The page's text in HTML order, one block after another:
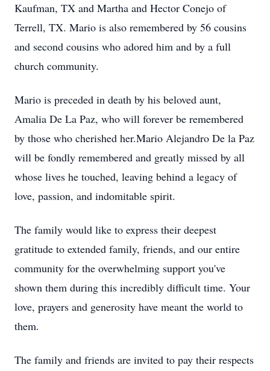
Kaufman, TX and Martha and Hector Conejo of
Terrell, TX. Mario is also remembered by 56 cousins
and second cousins who adored him and by a full
church community.
Mario is preceded in death by his beloved aunt,
Amalia De La Paz, who will forever be remembered
by those who cherished her.Mario Alejandro De la Paz
will be fondly remembered and greatly missed by all
whose lives he touched, leaving behind a legacy of
love, passion, and indomitable spirit.
The family would like to express their deepest
gratitude to extended family, friends, and our entire
community for the overwhelming support you've
shown them during this incredibly difficult time. Your
love, prayers and generosity have meant the world to
them.
The family and friends are invited to pay their respects